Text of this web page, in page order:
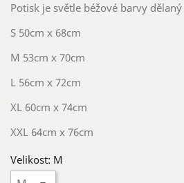
Potisk je světle béžové barvy
S 50cm x 68cm
M 53cm x 70cm
L 56cm x 72cm
XL 60cm x 74cm
XXL 64cm x 76cm
Velikost: M